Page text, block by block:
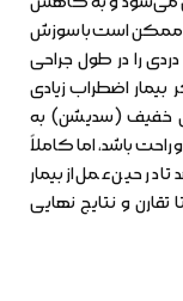
ممکن است با سوزش
را در طول جراحی
بیمار اضطراب زیادی
خفیف (سدیشن) به
راحت باشد، اما کاملاً
در حین عمل از بیمار
و نتایج نهایی